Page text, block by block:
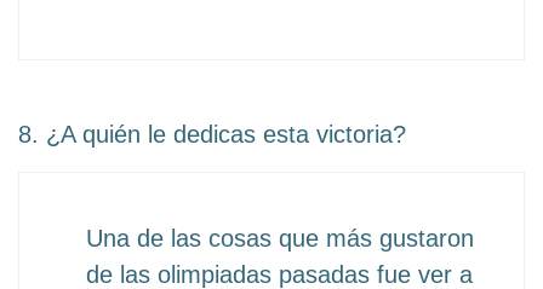
8. ¿A quién le dedicas esta victoria?
Una de las cosas que más gustaron
de las olimpiadas pasadas fue ver a